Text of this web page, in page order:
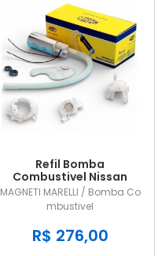
Refil Bomba
Combustivel Nissan
Livina Sentra e Versa
COM SUPORTE MM224A
MAGNETI MARELLI / Bomba Co
mbustivel
R$ 276,00